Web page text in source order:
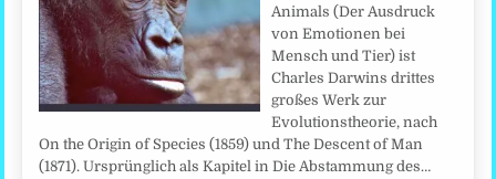
Animals (Der Ausdruck
von Emotionen bei
Mensch und Tier) ist
Charles Darwins drittes
großes Werk zur
Evolutionstheorie, nach
On the Origin of Species (1859) und The Descent of Man
(1871). Ursprünglich als Kapitel in Die Abstammung des…